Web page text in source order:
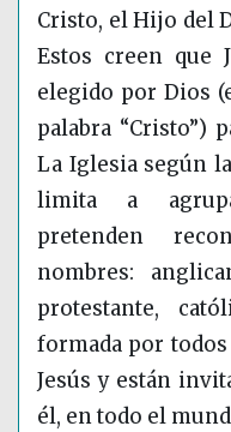
Cristo, el Hijo del
Estos creen que
elegido por Dios
palabra “Cristo”)
La Iglesia según
limita a
pretenden
nombres:
protestante,
formada por
Jesús y están
él, en todo el